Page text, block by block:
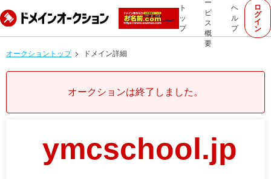
ト
ッ
プ
ー
ビ
ス
概
要
ヘ
ル
プ
ロ
グ
イ
ン
オークショントップ ドメイン詳細
オークションは終了しました。
ymcschool.jp